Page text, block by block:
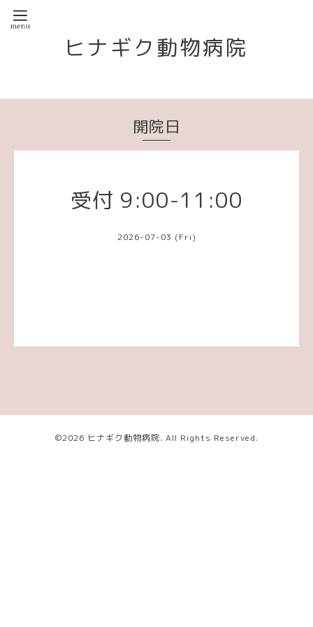
ヒナギク動物病院
開院日
受付 9:00-11:00
2026-07-03 (Fri)
©2026 ヒナギク動物病院. All Rights Reserved.